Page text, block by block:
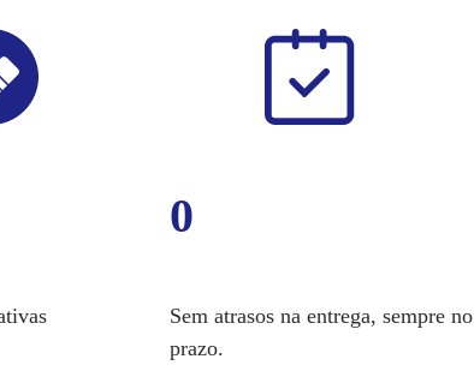
0
Sem atrasos na entrega, sempre no
prazo.